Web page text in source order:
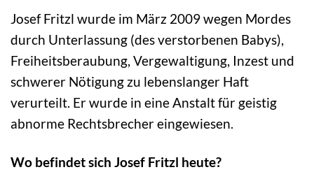
Josef Fritzl wurde im März 2009 wegen Mordes
durch Unterlassung (des verstorbenen Babys),
Freiheitsberaubung, Vergewaltigung, Inzest und
schwerer Nötigung zu lebenslanger Haft
verurteilt. Er wurde in eine Anstalt für geistig
abnorme Rechtsbrecher eingewiesen.
Wo befindet sich Josef Fritzl heute?